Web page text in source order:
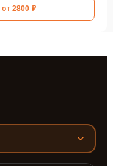
от 2800 ₽